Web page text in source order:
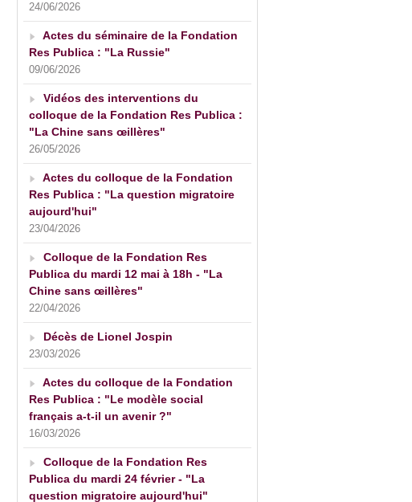
24/06/2026
Actes du séminaire de la Fondation
Res Publica : "La Russie"
09/06/2026
Vidéos des interventions du
colloque de la Fondation Res Publica :
"La Chine sans œillères"
26/05/2026
Actes du colloque de la Fondation
Res Publica : "La question migratoire
aujourd'hui"
23/04/2026
Colloque de la Fondation Res
Publica du mardi 12 mai à 18h - "La
Chine sans œillères"
22/04/2026
Décès de Lionel Jospin
23/03/2026
Actes du colloque de la Fondation
Res Publica : "Le modèle social
français a-t-il un avenir ?"
16/03/2026
Colloque de la Fondation Res
Publica du mardi 24 février - "La
question migratoire aujourd'hui"